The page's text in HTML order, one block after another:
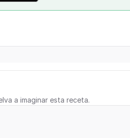
a imaginar esta receta.